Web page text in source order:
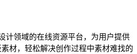
计领域的在线资源平台，为用户提供
材，轻松解决创作过程中素材难找的